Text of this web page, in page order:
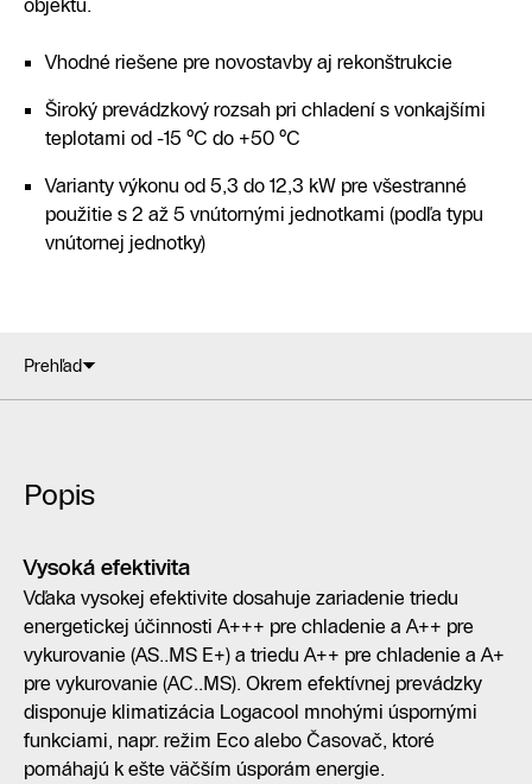
objektu.
Vhodné riešene pre novostavby aj rekonštrukcie
Široký prevádzkový rozsah pri chladení s vonkajšími
teplotami od -15 °C do +50 °C
Varianty výkonu od 5,3 do 12,3 kW pre všestranné
použitie s 2 až 5 vnútornými jednotkami (podľa typu
vnútornej jednotky)
Prehľad
Popis
Vysoká efektivita
Vďaka vysokej efektivite dosahuje zariadenie triedu
energetickej účinnosti A+++ pre chladenie a A++ pre
vykurovanie (AS..MS E+) a triedu A++ pre chladenie a A+
pre vykurovanie (AC..MS). Okrem efektívnej prevádzky
disponuje klimatizácia Logacool mnohými úspornými
funkciami, napr. režim Eco alebo Časovač, ktoré
pomáhajú k ešte väčším úsporám energie.